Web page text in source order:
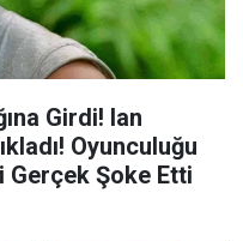
Girdi! Ian
Oyunculuğu
Gerçek Şoke Etti